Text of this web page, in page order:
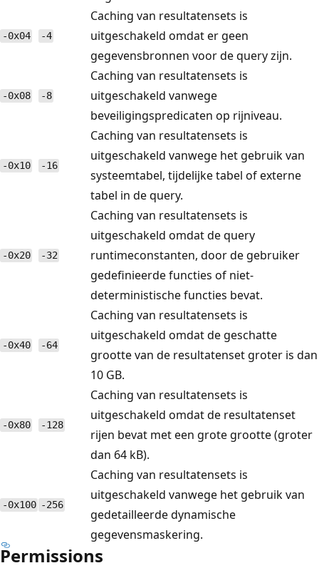
-0x04 -4
Caching van resultatensets is
uitgeschakeld omdat er geen
gegevensbronnen voor de query zijn.
-0x08 -8
Caching van resultatensets is
uitgeschakeld vanwege
beveiligingspredicaten op rijniveau.
-0x10 -16
Caching van resultatensets is
uitgeschakeld vanwege het gebruik van
systeemtabel, tijdelijke tabel of externe
tabel in de query.
-0x20 -32
Caching van resultatensets is
uitgeschakeld omdat de query
runtimeconstanten, door de gebruiker
gedefinieerde functies of niet-
deterministische functies bevat.
-0x40 -64
Caching van resultatensets is
uitgeschakeld omdat de geschatte
grootte van de resultatenset groter is dan
10 GB.
-0x80 -128
Caching van resultatensets is
uitgeschakeld omdat de resultatenset
rijen bevat met een grote grootte (groter
dan 64 kB).
-0x100 -256
Caching van resultatensets is
uitgeschakeld vanwege het gebruik van
gedetailleerde dynamische
gegevensmaskering.
Permissions